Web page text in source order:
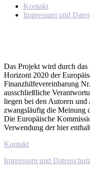
Kontakt
Impressum und
Das Projekt wird durch
Horizont 2020 der
Finanzhilfevereinbarung
ausschließliche
liegen bei den Autoren
zwangsläufig die Meinung
Die Europäische
Verwendung der hier
Kontakt
Impressum und